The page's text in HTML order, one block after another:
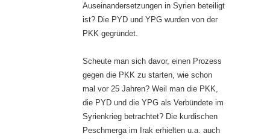
Auseinandersetzungen in Syrien beteiligt
ist? Die PYD und YPG wurden von der
PKK gegründet.
Scheute man sich davor, einen Prozess
gegen die PKK zu starten, wie schon
mal vor 25 Jahren? Weil man die PKK,
die PYD und die YPG als Verbündete im
Syrienkrieg betrachtet? Die kurdischen
Peschmerga im Irak erhielten u.a. auch